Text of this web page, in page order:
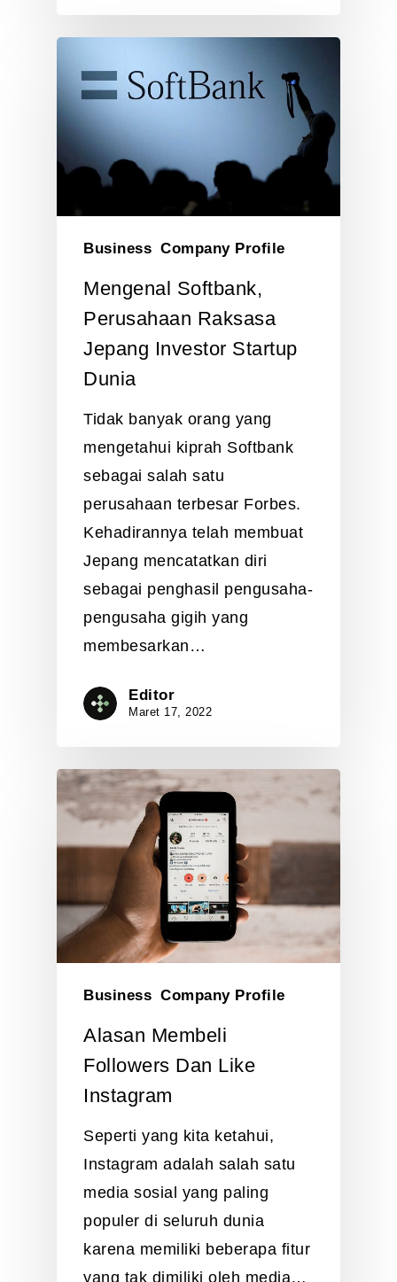
Business Company Profile
Mengenal Softbank,
Perusahaan Raksasa
Jepang Investor Startup
Dunia
Tidak banyak orang yang
mengetahui kiprah Softbank
sebagai salah satu
perusahaan terbesar Forbes.
Kehadirannya telah membuat
Jepang mencatatkan diri
sebagai penghasil pengusaha-
pengusaha gigih yang
membesarkan…
Editor
Maret 17, 2022
Business Company Profile
Alasan Membeli
Followers Dan Like
Instagram
Seperti yang kita ketahui,
Instagram adalah salah satu
media sosial yang paling
populer di seluruh dunia
karena memiliki beberapa fitur
yang tak dimiliki oleh media…